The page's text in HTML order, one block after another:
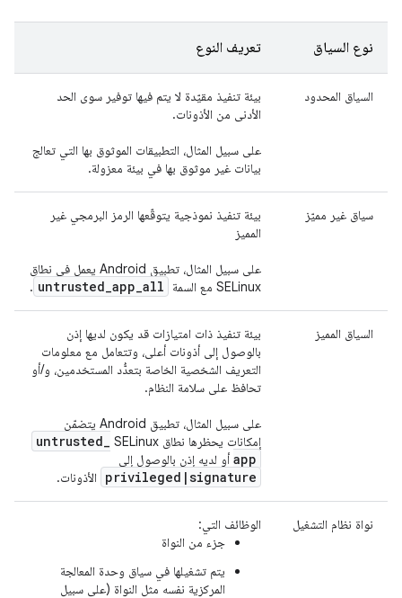
نوع السياق تعريف النوع
السياق المحدود
بيئة تنفيذ مقيّدة لا يتم فيها توفير سوى الحد
الأدنى من الأذونات.
على سبيل المثال، التطبيقات الموثوق بها التي تعالج
بيانات غير موثوق بها في بيئة معزولة.
سياق غير مميّز
بيئة تنفيذ نموذجية يتوقّعها الرمز البرمجي غير
المميز
على سبيل المثال، تطبيق Android يعمل في نطاق
SELinux مع السمة
untrusted_app_all
.
السياق المميز
بيئة تنفيذ ذات امتيازات قد يكون لديها إذن
بالوصول إلى أذونات أعلى، وتتعامل مع معلومات
التعريف الشخصية الخاصة بتعدُّد المستخدمين، و/أو
تحافظ على سلامة النظام.
على سبيل المثال، تطبيق Android يتضمّن
إمكانات يحظرها نطاق SELinux
untrusted_
app أو لديه إذن بالوصول إلى
privileged |signature الأذونات.
نواة نظام التشغيل
الوظائف التي:
جزء من النواة
يتم تشغيلها في سياق وحدة المعالجة
المركزية نفسه مثل النواة (على سبيل